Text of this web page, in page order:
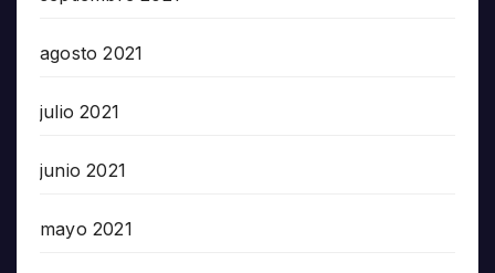
agosto 2021
julio 2021
junio 2021
mayo 2021